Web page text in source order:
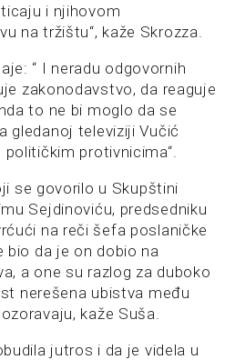
i njihovom
na tržištu“, kaže Skrozza.
“ I neradu odgovornih
zakonodavstvo, da reaguje
to ne bi moglo da se
gledanoj televiziji Vučić
protivnicima“.
se govorilo u Skupštini
Sejdinoviću, predsedniku
na reči šefa poslaničke
bio da je on dobio na
a one su razlog za duboko
nerešena ubistva među
kaže Suša.
jutros i da je videla u